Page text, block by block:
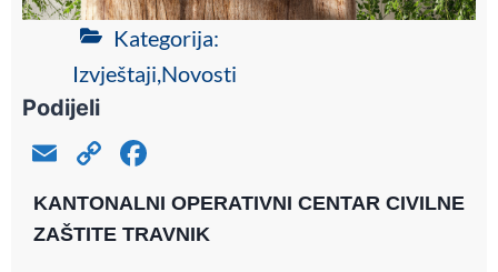
Kategorija:
Izvještaji,Novosti
Podijeli
E
m
ai
C
o
p
a
c
KANTONALNI OPERATIVNI CENTAR CIVILNE
ZAŠTITE TRAVNIK